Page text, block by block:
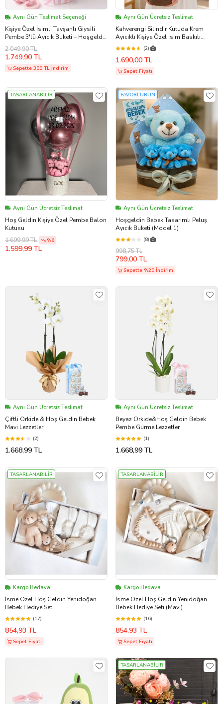
Aynı Gün Teslimat Seçeneği
Kişiye Özel İsimli Tavşanlı Giysili
Pembe 3'lü Ayıcık Buketi – Hoşgeldin
Bebek Baby Shower & Yeni Doğan
Kız Bebek Hediyesi Eşe Hediye
2.049,90 TL
1.749,90 TL
Sepette 300 TL İndirim
Aynı Gün Ücretsiz Teslimat
Kahverengi Silindir Kutuda Krem
Ayıcıklı Kişiye Özel İsim Baskılı
Premium Balon Kutusu Yenidoğan
Kız Bebek Erkek Bebek Hoşgeldin
Bebek Balon Kutusu
(2)
1.690,00 TL
Sepet Fiyatı
TASARLANABİLİR
Aynı Gün Ücretsiz Teslimat
Hoş Geldin Kişiye Özel Pembe Balon
Kutusu
1.699,99 TL
%6
1.599,99 TL
FAVORİ ÜRÜN
Aynı Gün Ücretsiz Teslimat
Hoşgeldin Bebek Tasarımlı Peluş
Ayıcık Buketi (Model 1)
(8)
998,75 TL
799,00 TL
Sepette %20 İndirim
Aynı Gün Ücretsiz Teslimat
Çiftli Orkide & Hoş Geldin Bebek
Mavi Lezzetler
(2)
1.668,99 TL
Aynı Gün Ücretsiz Teslimat
Beyaz Orkide&Hoş Geldin Bebek
Pembe Gurme Lezzetler
(1)
1.668,99 TL
TASARLANABİLİR
Kargo Bedava
İsme Özel Hoş Geldin Yenidoğan
Bebek Hediye Seti
(17)
854,93 TL
Sepet Fiyatı
TASARLANABİLİR
Kargo Bedava
İsme Özel Hoş Geldin Yenidoğan
Bebek Hediye Seti (Mavi)
(16)
854,93 TL
Sepet Fiyatı
TASARLANABİLİR